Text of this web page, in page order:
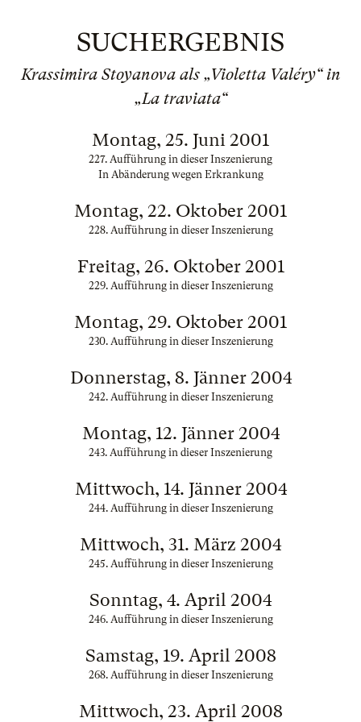
SUCHERGEBNIS
Krassimira Stoyanova als „Violetta Valéry“ in
„La traviata“
Montag, 25. Juni 2001
227. Aufführung in dieser Inszenierung
In Abänderung wegen Erkrankung
Montag, 22. Oktober 2001
228. Aufführung in dieser Inszenierung
Freitag, 26. Oktober 2001
229. Aufführung in dieser Inszenierung
Montag, 29. Oktober 2001
230. Aufführung in dieser Inszenierung
Donnerstag, 8. Jänner 2004
242. Aufführung in dieser Inszenierung
Montag, 12. Jänner 2004
243. Aufführung in dieser Inszenierung
Mittwoch, 14. Jänner 2004
244. Aufführung in dieser Inszenierung
Mittwoch, 31. März 2004
245. Aufführung in dieser Inszenierung
Sonntag, 4. April 2004
246. Aufführung in dieser Inszenierung
Samstag, 19. April 2008
268. Aufführung in dieser Inszenierung
Mittwoch, 23. April 2008